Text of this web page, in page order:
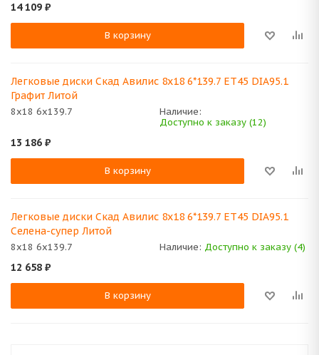
14 109 ₽
В корзину
Легковые диски Скад Авилис 8x18 6*139.7 ET45 DIA95.1
Графит Литой
8x18 6x139.7
Наличие:
Доступно к заказу (12)
13 186 ₽
В корзину
Легковые диски Скад Авилис 8x18 6*139.7 ET45 DIA95.1
Селена-супер Литой
8x18 6x139.7 Наличие: Доступно к заказу (4)
12 658 ₽
В корзину